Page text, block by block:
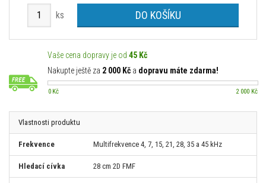
ks DO KOŠÍKU
Vaše cena dopravy je od 45 Kč
Nakupte ještě za 2 000 Kč a dopravu máte zdarma!
0 Kč 2 000 Kč
Vlastnosti produktu
Frekvence Multifrekvence 4, 7, 15, 21, 28, 35 a 45 kHz
Hledací cívka 28 cm 2D FMF